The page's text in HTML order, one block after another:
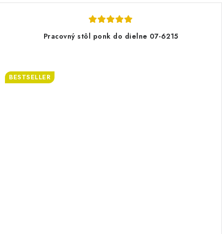
Pracovný stôl ponk do dielne 07-6215
BESTSELLER